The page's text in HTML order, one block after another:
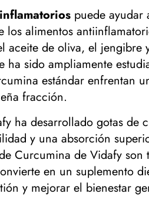
puede
alimentos
aceite de oliva, el
sido ampliamente
estándar
fracción.
ha desarrollado gotas
y una absorción
Curcumina de Vidafy
en un suplemento
y mejorar el bienestar